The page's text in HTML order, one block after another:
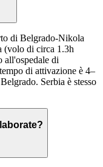
di Belgrado-Nikola
(volo di circa 1.3h
all'ospedale di
di attivazione è 4–
Serbia è stesso